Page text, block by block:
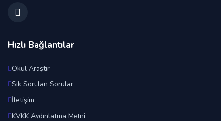
Hızlı Bağlantılar
Okul Araştır
Sık Sorulan Sorular
İletişim
KVKK Aydınlatma Metni